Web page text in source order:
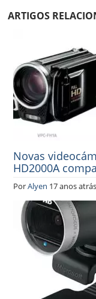
ARTIGOS
Novas
HD2000A
PorAlyen 17 anos atrás